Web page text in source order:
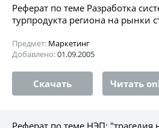
Реферат по теме Разработка
турпродукта региона на рынки
Предмет: Маркетинг
Добавлено:01.09.2005
Скачать Читать
Реферат по теме НЭП: